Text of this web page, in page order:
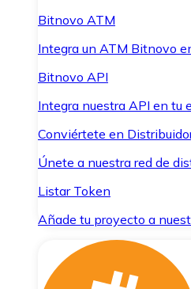
Bitnovo ATM
Integra un ATM Bitnovo
Bitnovo API
Integra nuestra API en tu
Conviértete en
Únete a nuestra red de
Listar Token
Añade tu proyecto a